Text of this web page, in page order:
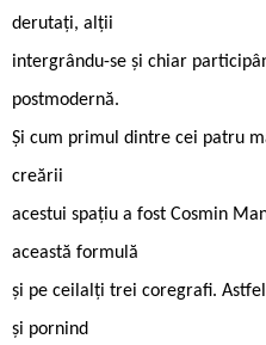
derutați, alții
intergrându-se și chiar
postmodernă.
Și cum primul dintre cei patru
creării
acestui spațiu a fost Cosmin
această formulă
și pe ceilalți trei coregrafi.
și pornind